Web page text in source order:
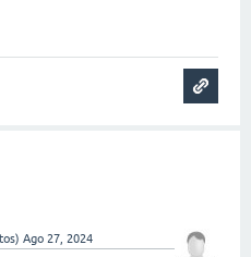
Ago 27, 2024